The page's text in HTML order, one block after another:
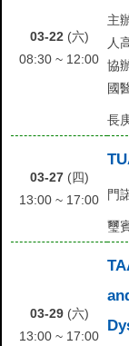
03-22(六)
08:30 ~ 12:00
主
人
協
國
長
03-27(四)
13:00 ~ 17:00
門
璽
03-29(六)
13:00 ~ 17:00